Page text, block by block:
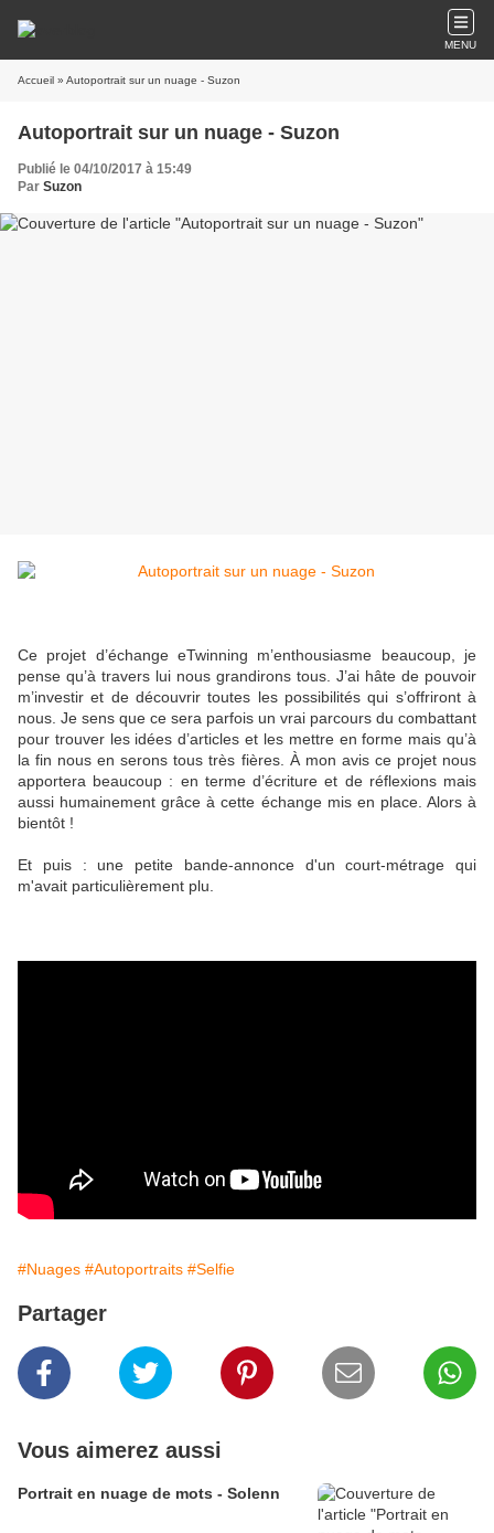
MENU
Accueil » Autoportrait sur un nuage - Suzon
Autoportrait sur un nuage - Suzon
Publié le 04/10/2017 à 15:49
Par Suzon
Ce projet d’échange eTwinning m’enthousiasme beaucoup, je
pense qu’à travers lui nous grandirons tous. J’ai hâte de pouvoir
m’investir et de découvrir toutes les possibilités qui s’offriront à
nous. Je sens que ce sera parfois un vrai parcours du combattant
pour trouver les idées d’articles et les mettre en forme mais qu’à
la fin nous en serons tous très fières. À mon avis ce projet nous
apportera beaucoup : en terme d’écriture et de réflexions mais
aussi humainement grâce à cette échange mis en place. Alors à
bientôt !
Et puis : une petite bande-annonce d'un court-métrage qui
m'avait particulièrement plu.
#Nuages #Autoportraits #Selfie
Partager
Vous aimerez aussi
Portrait en nuage de mots - Solenn